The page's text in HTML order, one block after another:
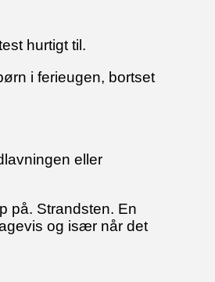
hurtigt til.
i ferieugen, bortset
eller
på. Strandsten. En
og især når det